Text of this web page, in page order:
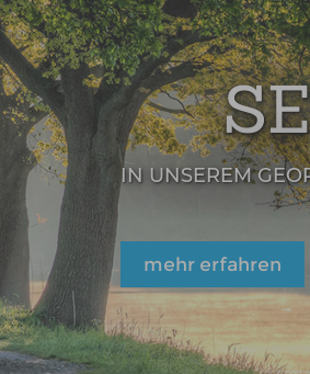
IN UNSEREM
mehr erfahren